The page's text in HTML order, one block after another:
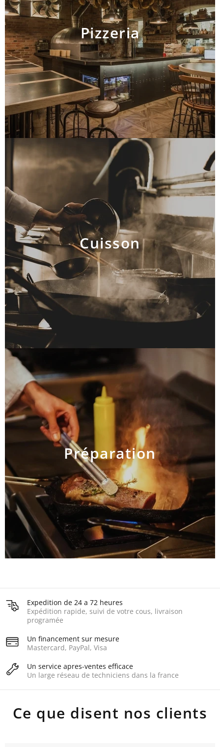
Pizzeria
AJOUTER AU PANIER
Cuisson
AJOUTER AU PANIER
Préparation
AJOUTER AU PANIER
Expedition de 24 a 72 heures
Expédition rapide, suivi de votre cous, livraison
programée
Un financement sur mesure
Mastercard, PayPal, Visa
Un service apres-ventes efficace
Un large réseau de techniciens dans la france
Ce que disent nos clients